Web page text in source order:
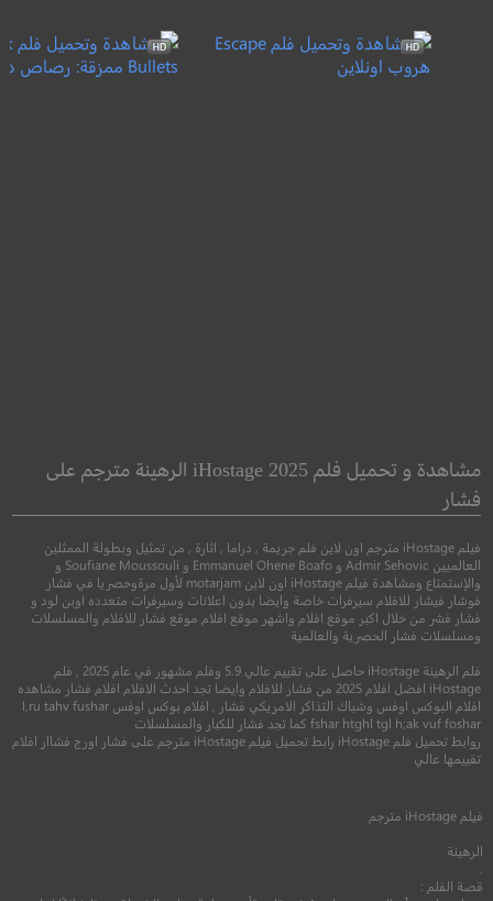
هروب
6.5
ممزقة: رصاص
6.7
مشاهدة و تحميل فلم iHostage 2025 الرهينة مترجم على
فشار
فيلم iHostage مترجم اون لاين فلم جريمة , دراما , اثارة , من تمثيل وبطولة الممثلين
العالميين Admir Sehovic و Emmanuel Ohene Boafo و Soufiane Moussouli و
والإستمتاع ومشاهدة فيلم iHostage اون لاين motarjam لأول مرةوحصريا في فشار
فوشار فيشار للافلام سيرفرات خاصة وايضا بدون اعلانات وسيرفرات متعدده اوبن لود و
فشار فشر من خلال اكبر موقع افلام واشهر موقع افلام موقع فشار للافلام والمسلسلات
ومسلسلات فشار الحصرية والعالمية
فلم الرهينة iHostage حاصل على تقييم عالي 5.9 وفلم مشهور في عام 2025 , فلم
iHostage افضل افلام 2025 من فشار للافلام وايضا تجد احدث الافلام افلام فشار مشاهده
افلام البوكس اوفس وشباك التذاكر الامريكي فشار , افلام بوكس اوفس l,ru tahv fushar
fshar htghl tgl h;ak vuf foshar كما تجد فشار للكبار والمسلسلات
روابط تحميل فلم iHostage رابط تحميل فيلم iHostage مترجم على فشار اورج فشاار افلام
تقييمها عالي
فيلم iHostage مترجم
الرهينة
قصة الفلم :